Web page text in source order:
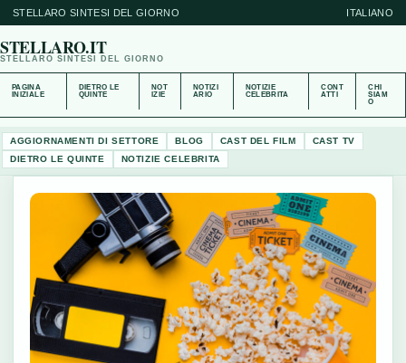
STELLARO SINTESI DEL GIORNO ITALIANO
STELLARO.IT
STELLARO SINTESI DEL GIORNO
PAGINA
INIZIALE
DIETRO LE
QUINTE
NOT
IZIE
NOTIZI
ARIO
NOTIZIE
CELEBRITA
CONT
ATTI
CHI
SIAM
O
AGGIORNAMENTI DI SETTORE BLOG CAST DEL FILM
CAST TV
DIETRO LE QUINTE
NOTIZIE CELEBRITA